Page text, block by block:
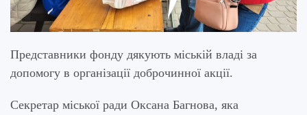
Представники фонду дякують міській владі за
допомогу в організації доброчинної акції.
Секретар міської ради Оксана Багнова, яка